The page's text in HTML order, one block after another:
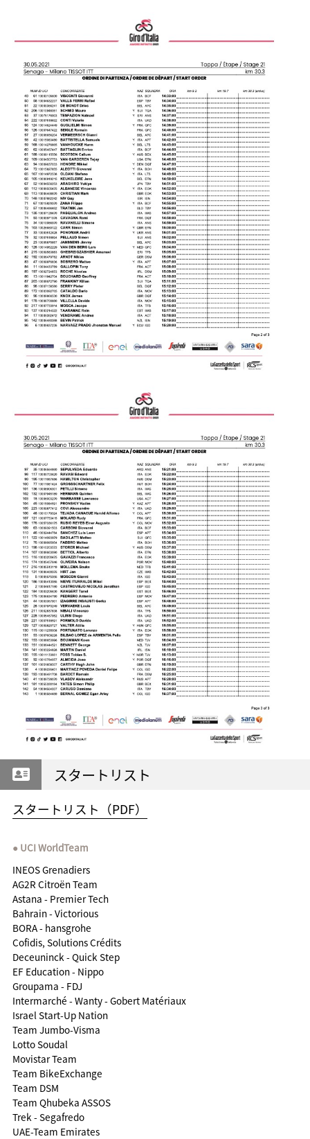
スタートリスト
スタートリスト（PDF）
UCI WorldTeam
INEOS Grenadiers
AG2R Citroën Team
Astana - Premier Tech
Bahrain - Victorious
BORA - hansgrohe
Cofidis, Solutions Crédits
Deceuninck - Quick Step
EF Education - Nippo
Groupama - FDJ
Intermarché - Wanty - Gobert Matériaux
Israel Start-Up Nation
Team Jumbo-Visma
Lotto Soudal
Movistar Team
Team BikeExchange
Team DSM
Team Qhubeka ASSOS
Trek - Segafredo
UAE-Team Emirates